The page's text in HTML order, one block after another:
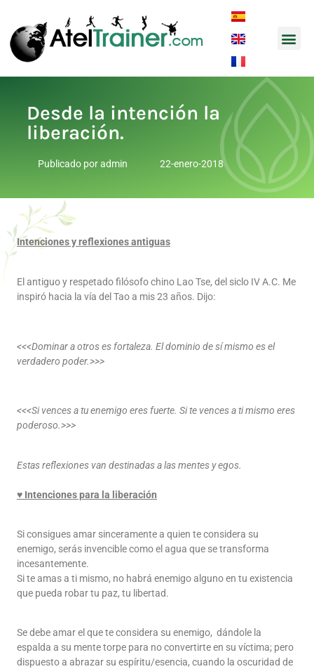
Desde la intención la
liberación.
Publicado poradmin 22-enero-2018
Intenciones y reflexiones antiguas
El antiguo y respetado filósofo chino Lao Tse, del siclo IV A.C. Me
inspiró hacia la vía del Tao a mis 23 años. Dijo:
<<<Dominar a otros es fortaleza. El dominio de sí mismo es el
verdadero poder.>>>
<<<Si vences a tu enemigo eres fuerte. Si te vences a ti mismo eres
poderoso.>>>
Estas reflexiones van destinadas a las mentes y egos.
♥ Intenciones para la liberación
Si consigues amar sinceramente a quien te considera su
enemigo, serás invencible como el agua que se transforma
incesantemente.
Si te amas a ti mismo, no habrá enemigo alguno en tu existencia
que pueda robar tu paz, tu libertad.
Se debe amar el que te considera su enemigo, dándole la
espalda a su mente torpe para no convertirte en su víctima; pero
dispuesto a abrazar su espíritu/esencia, cuando la oscuridad de